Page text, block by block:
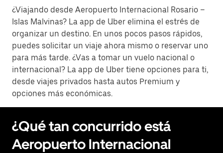
¿Viajando desde Aeropuerto Internacional Rosario –
Islas Malvinas? La app de Uber elimina el estrés de
organizar un destino. En unos pocos pasos rápidos,
puedes solicitar un viaje ahora mismo o reservar uno
para más tarde. ¿Vas a tomar un vuelo nacional o
internacional? La app de Uber tiene opciones para ti,
desde viajes privados hasta autos Premium y
opciones más económicas.
¿Qué tan concurrido está
Aeropuerto Internacional